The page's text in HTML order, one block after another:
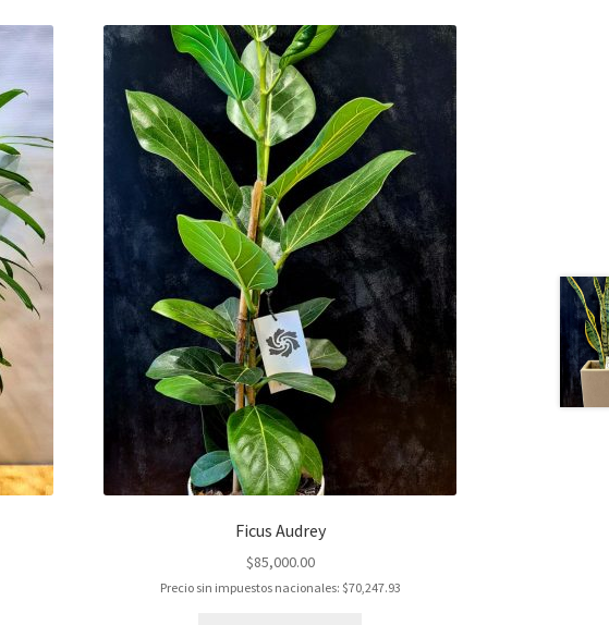
Ficus Audrey
$85,000.00
Precio sin impuestos nacionales: $70,247.93